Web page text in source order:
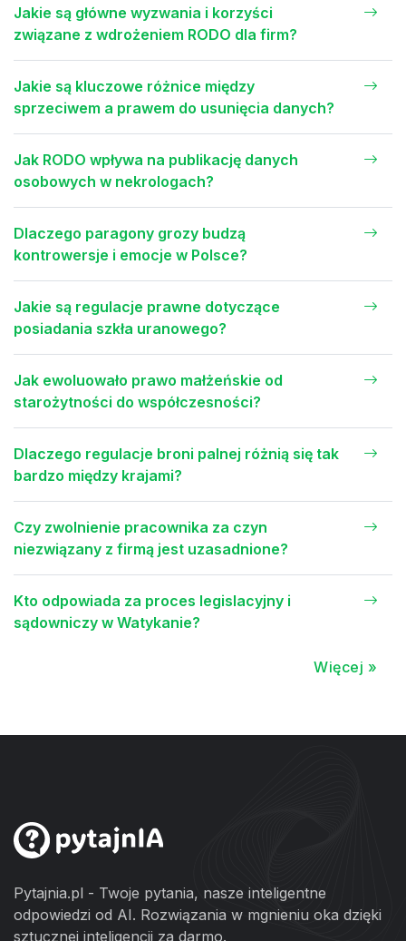
Jakie są główne wyzwania i korzyści
związane z wdrożeniem RODO dla firm?
Jakie są kluczowe różnice między
sprzeciwem a prawem do usunięcia danych?
Jak RODO wpływa na publikację danych
osobowych w nekrologach?
Dlaczego paragony grozy budzą
kontrowersje i emocje w Polsce?
Jakie są regulacje prawne dotyczące
posiadania szkła uranowego?
Jak ewoluowało prawo małżeńskie od
starożytności do współczesności?
Dlaczego regulacje broni palnej różnią się tak
bardzo między krajami?
Czy zwolnienie pracownika za czyn
niezwiązany z firmą jest uzasadnione?
Kto odpowiada za proces legislacyjny i
sądowniczy w Watykanie?
Więcej »
Pytajnia.pl - Twoje pytania, nasze inteligentne
odpowiedzi od AI. Rozwiązania w mgnieniu oka dzięki
sztucznej inteligencji za darmo.